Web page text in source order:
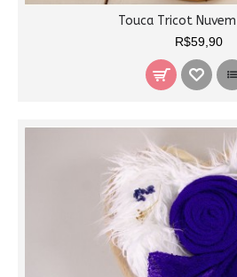
Touca Tricot
R$59,90